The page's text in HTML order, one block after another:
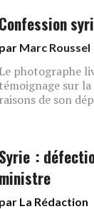
Confession
par Marc Roussel
Le photographe
témoignage sur
raisons de son
Syrie :
ministre
par La Rédaction